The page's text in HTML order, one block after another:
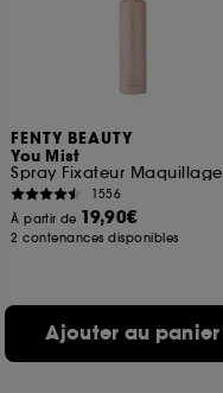
FENTY BEAUTY
You Mist
Spray Fixateur Maquillage
1556
À partir de 19,90€
2 contenances disponibles
Ajouter au panier